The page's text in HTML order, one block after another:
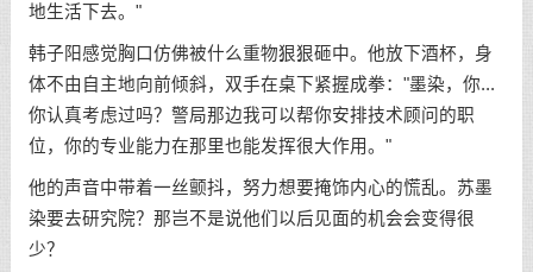
地生活下去。"
韩子阳感觉胸口仿佛被什么重物狠狠砸中。他放下酒杯，身
体不由自主地向前倾斜，双手在桌下紧握成拳："墨染，你...
你认真考虑过吗？警局那边我可以帮你安排技术顾问的职
位，你的专业能力在那里也能发挥很大作用。"
他的声音中带着一丝颤抖，努力想要掩饰内心的慌乱。苏墨
染要去研究院？那岂不是说他们以后见面的机会会变得很
少？